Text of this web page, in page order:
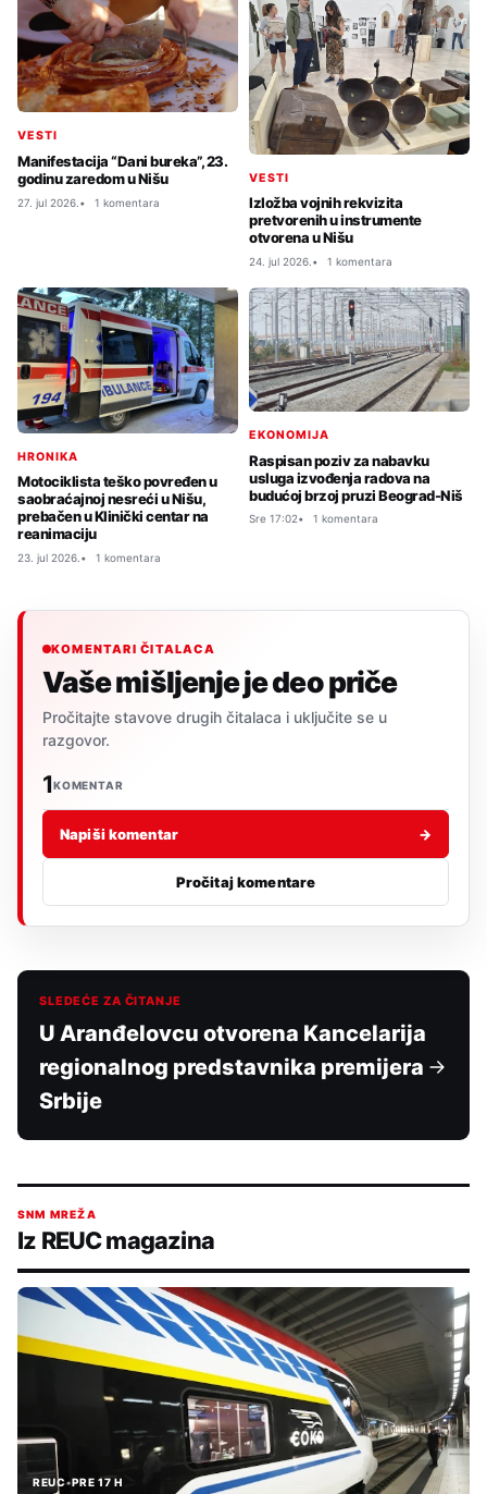
VESTI
Manifestacija “Dani bureka”, 23.
godinu zaredom u Nišu
27. jul 2026. 1 komentara
VESTI
Izložba vojnih rekvizita
pretvorenih u instrumente
otvorena u Nišu
24. jul 2026. 1 komentara
HRONIKA
Motociklista teško povređen u
saobraćajnoj nesreći u Nišu,
prebačen u Klinički centar na
reanimaciju
23. jul 2026. 1 komentara
EKONOMIJA
Raspisan poziv za nabavku
usluga izvođenja radova na
budućoj brzoj pruzi Beograd-Niš
Sre 17:02 1 komentara
KOMENTARI ČITALACA
Vaše mišljenje je deo priče
Pročitajte stavove drugih čitalaca i uključite se u
razgovor.
1KOMENTAR
Napiši komentar →
Pročitaj komentare
SLEDEĆE ZA ČITANJE
U Aranđelovcu otvorena Kancelarija
regionalnog predstavnika premijera
Srbije
SNM MREŽA
Iz REUC magazina
REUC•PRE 17 H